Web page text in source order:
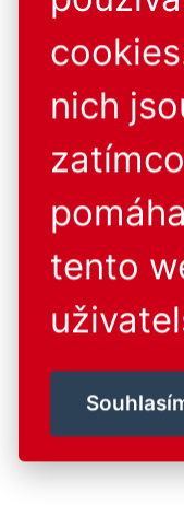
nich
tento